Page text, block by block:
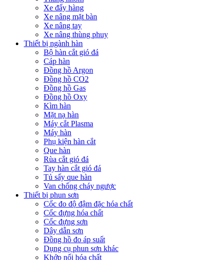
Xe đẩy hàng
Xe nâng mặt bàn
Xe nâng tay
Xe nâng thùng phuy
Thiết bị ngành hàn
Bộ hàn cắt gió đá
Cáp hàn
Đồng hồ Argon
Đồng hồ CO2
Đồng hồ Gas
Đồng hồ Oxy
Kìm hàn
Mặt nạ hàn
Máy cắt Plasma
Máy hàn
Phụ kiện hàn cắt
Que hàn
Rùa cắt gió đá
Tay hàn cắt gió đá
Tủ sấy que hàn
Van chống cháy ngược
Thiết bị phun sơn
Cốc đo độ đậm đặc hóa chất
Cốc đựng hóa chất
Cốc đựng sơn
Dây dẫn sơn
Đồng hồ đo áp suất
Dụng cụ phun sơn khác
Khớp nối hóa chất